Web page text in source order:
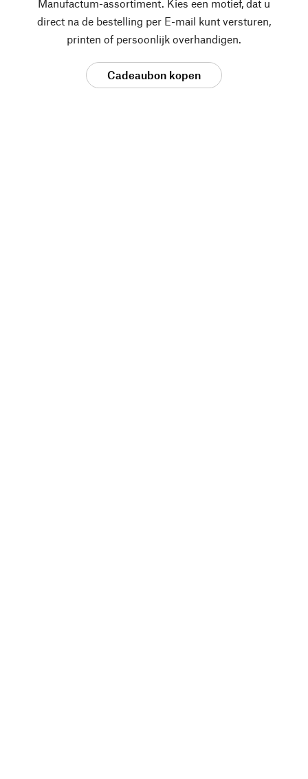
Manufactum-assortiment. Kies een motief, dat u
direct na de bestelling per E-mail kunt versturen,
printen of persoonlijk overhandigen.
Cadeaubon kopen